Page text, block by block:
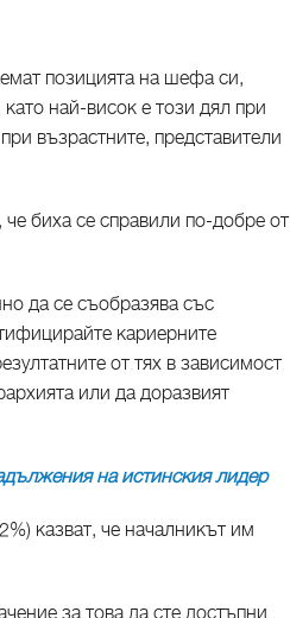
позицията на шефа си,
най-висок е този дял при
възрастните, представители
биха се справили по-добре от
да се съобразява със
кариерните
от тях в зависимост
или да доразвият
на истинския лидер
казват, че началникът им
за това да сте достъпни